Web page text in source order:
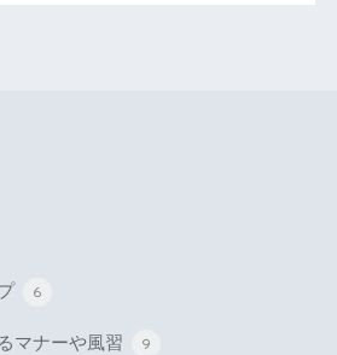
6
マナーや風習 9